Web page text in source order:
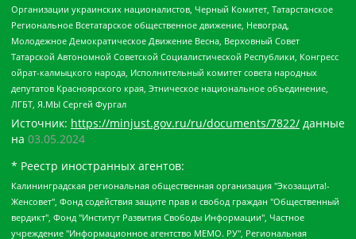
Организации украинских националистов, Черный Комитет, Татарстанское
Региональное Всетатарское общественное движение, Невоград,
Молодежное Демократическое Движение Весна, Верховный Совет
Татарской Автономной Советской Социалистической Республики, Конгресс
ойрат-калмыцкого народа, Исполнительный комитет совета народных
депутатов Красноярского края, Этническое национальное объединение,
ЛГБТ, Я.МЫ Сергей Фургал
Источник: https://minjust.gov.ru/ru/documents/7822/ данные
на 03.05.2024
* Реестр иностранных агентов:
Калининградская региональная общественная организация "Экозащита!-Женсовет", Фонд содействия защите прав и свобод граждан "Общественный вердикт", Фонд "Институт Развития Свободы Информации", Частное учреждение "Информационное агентство МЕМО. РУ", Региональная общественная организация "Общественная комиссия по сохранению наследия академика Сахарова", Фонд поддержки свободы прессы, Санкт-Петербургская общественная правозащитная организация "Гражданский контроль", Межрегиональная общественная организация "Информационно-просветительский центр "Мемориал", Региональный Фонд "Центр Защиты Прав Средств Массовой Информации", с 05.12.2023 Фонд "Центр Защиты Прав Средств массовой информации", Региональная общественная благотворительная организация помощи беженцам и мигрантам "Гражданское содействие", Негосударственное образовательное учреждение дополнительного профессионального образования (повышение квалификации) специалистов "АКАДЕМИЯ ПО ПРАВАМ ЧЕЛОВЕКА", Свердловская региональная общественная организация "Сутяжник", Автономная некоммерческая организация "Центр независимых социологических исследований", Союз общественных объединений "Российский исследовательский центр по правам человека", Региональное общественное учреждение научно-информационный центр "МЕМОРИАЛ", Некоммерческая организация "Фонд защиты гласности", Автономная некоммерческая организация "Институт прав человека", Городская общественная организация "Екатеринбургское общество "МЕМОРИАЛ", Городская общественная организация "Рязанское историко-просветительское и правозащитное общество "Мемориал" (Рязанский Мемориал), Челябинский региональный орган общественной самодеятельности – женское общественное объединение "Женщины Евразии", Челябинский региональный орган общественной самодеятельности "Уральская правозащитная группа", Фонд содействия защите здоровья и социальной справедливости имени Андрея Рылькова, Автономная Некоммерческая Организация "Аналитический Центр Юрия Левады", Автономная некоммерческая организация социальной поддержки населения "Проект Апрель", Региональная общественная организация помощи женщинам и детям, находящимся в кризисной ситуации "Информационно-методический центр "Анна", Фонд содействия развитию массовых коммуникаций и правовому просвещению "Так-так-Так", Фонд содействия устойчивому развитию "Серебряная тайга", Свердловский региональный общественный фонд социальных проектов "Новое время", "Idel.Реалии", Кавказ.Реалии, Крым.Реалии, Телеканал Настоящее Время, Татаро-башкирская служба Радио Свобода (Azatliq Radiosi), Радио Свободная Европа/Радио Свобода (PCE/PC), "Сибирь.Реалии", "Фактограф", Благотворительный фонд помощи осужденным и их семьям, Автономная некоммерческая организация "Институт глобализации и социальных движений", Фонд "В защиту прав заключенных", Частное учреждение "Центр поддержки и содействия развитию средств массовой информации", Пензенский региональный общественный благотворительный фонд "Гражданский союз", "Север.Реалии", Некоммерческая организация Фонд "Правовая инициатива", Общество с ограниченной ответственностью "Радио Свободная Европа/Радио Свобода", Чешское информационное агентство "MEDIUM-ORIENT", Красноярская региональная общественная организация "Мы против СПИДа", Камалягин Денис Николаевич, Маркелов Сергей Евгеньевич, Пономарев Лев Александрович, Савицкая Людмила Алексеевна, Автономная некоммерческая организация "Центр по работе с проблемой насилия "НАСИЛИЮ.НЕТ", Межрегиональный профессиональный союз работников здравоохранения "Альянс врачей", Юридическое лицо, зарегистрированное в Латвийской Республике, SIA "Medusa Project" (регистрационный номер 40103797863, дата регистрации 10.06.2014), Некоммерческая организация "Фонд по борьбе с коррупцией", Автономная некоммерческая организация "Институт права и публичной политики", Баданин Роман Сергеевич, Гликин Максим Александрович, Железнова Мария Михайловна, Лукьянова Юлия Сергеевна, Маетная Елизавета Витальевна, Маняхин Петр Борисович, Чуракова Ольга Владимировна, Ярош Юлия Петровна, Юридическое лицо "The Insider SIA", зарегистрированное в Риге, Латвийская Республика (дата регистрации 26.06.2015), являющееся администратором доменного имени интернет-издания "The Insider SIA", https://theins.ru, Постернак Алексей Евгеньевич, Рубин Михаил Аркадьевич, Анин Роман Александрович, Юридическое лицо Istories fonds, зарегистрированное в Латвийской Республике (регистрационный номер 50008295751, дата регистрации 24.02.2020), Великовский Дмитрий Александрович, Долинина Ирина Николаевна, Мароховская Алеся Алексеевна, Шлейнов Роман Юрьевич, Шмагун Олеся Валентиновна, Общество с ограниченной ответственностью "Альтаир 2021", Общество с ограниченной ответственностью "Вега 2021", Общество с ограниченной ответственностью "Главный редактор 2021", Общество с ограниченной ответственностью "Ромашки монолит", Важенков Артем Валерьевич, Ивановская областная общественная организация "Центр гендерных исследований", Гурман Юрий Альбертович, Медиапроект "ОВД-Инфо", Егоров Владимир Владимирович, Жилинский Владимир Александрович, Общество с ограниченной ответственностью "ЗП", Иванова София Юрьевна, Карезина Инна Павловна, Кильтау Екатерина Викторовна, Петров Алексей Викторович, Пискунов Сергей Евгеньевич, Смирнов Сергей Сергеевич, Тихонов Михаил Сергеевич, Общество с ограниченной ответственностью "ЖУРНАЛИСТ-ИНОСТРАННЫЙ АГЕНТ", Арапова Галина Юрьевна, Вольтская Татьяна Анатольевна, Американская компания "Mason G.E.S. Anonymous Foundation" (США), являющаяся владельцем интернет-издания https://mnews.world/, Компания "Stichting Bellingcat", зарегистрированная в Нидерландах (дата регистрации 11.07.2018), Захаров Андрей Вячеславович, Клепиковская Екатерина Дмитриевна, Общество с ограниченной ответственностью "МЕМО", Перл Роман Александрович, Симонов Евгений Алексеевич, Соловьева Елена Анатольевна, Сотников Даниил Владимирович, Сурначева Елизавета Дмитриевна, Автономная некоммерческая организация по защите прав человека и информированию населения "Якутия – Наше Мнение", Общество с ограниченной ответственностью "Москоу диджитал медиа", с 26.01.2023 Общество с ограниченной ответственностью "Чайка Белые сады", Ветошкина Валерия Валерьевна, Заговора Максим Александрович, Межрегиональное общественное движение "Российская ЛГБТ - сеть", Оленичев Максим Владимирович, Павлов Иван Юрьевич, Скворцова Елена Сергеевна, Общество с ограниченной ответственностью "Как бы инагент", Кочетков Игорь Викторович, Общество с ограниченной ответственностью "Честные выборы", Еланчик Олег Александрович, Общество с ограниченной ответственностью "Нобелевский призыв", Гималова Регина Эмилевна, Григорьев Андрей Валерьевич, Григорьева Алина Александровна, Ассоциация по содействию защите прав призывников, альтернативнослужащих и военнослужащих "Правозащитная группа "Гражданин.Армия.Право", Хисамова Регина Фаритовна, Автономная некоммерческая организация по реализации социально-правовых программ "Лилит", Дальневосточное общественное движение "Маяк", Санкт-Петербургская ЛГБТ-инициативная группа "Выход", Инициативная группа ЛГБТ+ "Реверс", Алексеев Андрей Викторович, Бекбулатова Таисия Львовна, Беляев Иван Михайлович, Владыкина Елена Сергеевна, Гельман Марат Александрович, Никульшина Вероника Юрьевна, Толоконникова Надежда Андреевна, Шендерович Виктор Анатольевич, Общество с ограниченной ответственностью "Данное сообщение", Общество с ограниченной ответственностью Издательский дом "Новая глава", Айнбиндер Александра Александровна, Московский комьюнити-центр для ЛГБТ+инициатив, Благотворительный фонд развития филантропии, Deutsche Welle (Германия, Kurt-Schumacher-Strasse 3, 53113 Bonn), Борзунова Мария Михайловна, Воробьев Виктор Викторович, Голубева Анна Львовна, Константинова Алла Михайловна, Малкова Ирина Владимировна, Мурадов Мурад Абдулгалимович, Осетинская Елизавета Николаевна, Понасенков Евгений Николаевич, Ганапольский Матвей Юрьевич, Киселев Евгений Алексеевич, Борухович Ирина Григорьевна, Дремин Иван Тимофеевич, Дубровский Дмитрий Викторович, Красноярская региональная общественная организация поддержки и развития альтернативных образовательных технологий и межкультурных коммуникаций "ИНТЕРРА", Маяковская Екатерина Алексеевна, Фейгин Марк Захарович, Филимонов Андрей Викторович, Дзугкоева Регина Николаевна, Доброхотов Роман Александрович, Дудь Юрий Александрович, Елкин Сергей Владимирович, Кругликов Кирилл Игоревич, Сабунаева Мария Леонидовна, Семенов Алексей Владимирович, Шаинян Карен Багратович, Шульман Екатерина Михайловна, Асафьев Артур Валерьевич, Вахштайн Виктор Семенович, Венедиктов Алексей Алексеевич, Лушникова Екатерина Евгеньевна, Волков Леонид Михайлович, Невзоров Александр Глебович, Пархоменко Сергей Борисович, Сироткин Ярослав Николаевич, Кара-Мурза Владимир Владимирович, Баранова Наталья Владимировна, Гозман Леонид Яковлевич, Кагарлицкий Борис Юльевич, Климарев Михаил Валерьевич, Милов Владимир Станиславович, Автономная некоммерческая организация Краснодарский центр современного искусства "Типография", Моргенштерн Алишер Тагирович, Соболь Любовь Эдуардовна, Общество с ограниченной ответственностью "ЛИЗА НОРМ", Каспаров Гарри Кимович, Ходорковский Михаил Борисович, Общество с ограниченной ответственностью "Апрельские тезисы", Данилович Ирина Брониславовна, Кашин Олег Владимирович, Петров Николай Владимирович, Пивоваров Алексей Владимирович, Соколов Михаил Владимирович, Цветкова Юлия Владимировна, Чичваркин Евгений Александрович, Комитет против пыток/Команда против пыток, Общество с ограниченной ответственностью "Первый научный", Общество с ограниченной ответственностью "Вертолет и ко", Белоцерковская Вероника Борисовна, Кац Максим Евгеньевич, Лазарева Татьяна Юрьевна, Шаведдинов Руслан Табризович, Яшин Илья Валерьевич, Общество с ограниченной ответственностью "Иноагент ААВ", Алешковский Дмитрий Петрович, Альбац Евгения Марковна, Быков Дмитрий Львович, Галямина Юлия Евгеньевна, Лойко Сергей Леонидович, Мартынов Кирилл Константинович, Медведев Сергей Александрович, Крашенинников Федор Геннадиевич, Гордеева Катерина Вл